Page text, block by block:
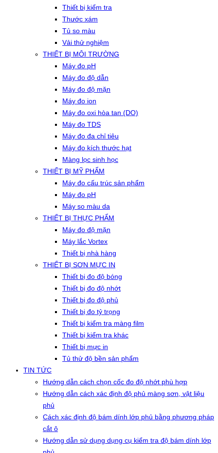
Thiết bị kiểm tra
Thước xám
Tủ so màu
Vải thử nghiệm
THIẾT BỊ MÔI TRƯỜNG
Máy đo pH
Máy đo độ dẫn
Máy đo độ mặn
Máy đo ion
Máy đo oxi hòa tan (DO)
Máy đo TDS
Máy đo đa chỉ tiêu
Máy đo kích thước hạt
Màng lọc sinh học
THIẾT BỊ MỸ PHẨM
Máy đo cấu trúc sản phẩm
Máy đo pH
Máy so màu da
THIẾT BỊ THỰC PHẨM
Máy đo độ mặn
Máy lắc Vortex
Thiết bị nhà hàng
THIẾT BỊ SƠN MỰC IN
Thiết bị đo độ bóng
Thiết bị đo độ nhớt
Thiết bị đo độ phủ
Thiết bị đo tỷ trọng
Thiết bị kiểm tra màng film
Thiết bị kiểm tra khác
Thiết bị mực in
Tủ thử độ bền sản phẩm
TIN TỨC
Hướng dẫn cách chọn cốc đo độ nhớt phù hợp
Hướng dẫn cách xác định độ phủ màng sơn, vật liệu
phủ
Cách xác định độ bám dính lớp phủ bằng phương pháp
cắt ô
Hướng dẫn sử dụng dụng cụ kiểm tra độ bám dính lớp